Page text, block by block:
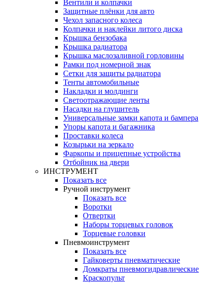
Вентили и колпачки
Защитные плёнки для авто
Чехол запасного колеса
Колпачки и наклейки литого диска
Крышка бензобака
Крышка радиатора
Крышка маслозаливной горловины
Рамки под номерной знак
Сетки для защиты радиатора
Тенты автомобильные
Накладки и молдинги
Светоотражающие ленты
Насадки на глушитель
Универсальные замки капота и бампера
Упоры капота и багажника
Проставки колеса
Козырьки на зеркало
Фаркопы и прицепные устройства
Отбойник на двери
ИНСТРУМЕНТ
Показать все
Ручной инструмент
Показать все
Воротки
Отвертки
Наборы торцевых головок
Торцевые головки
Пневмоинструмент
Показать все
Гайковерты пневматические
Домкраты пневмогидравлические
Краскопульт